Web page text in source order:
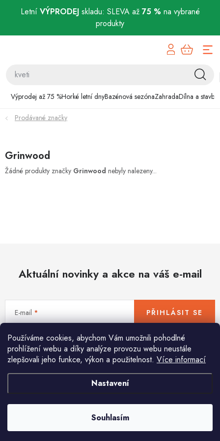
Letní VÝPRODEJskladu: SLEVA až 75 % na vybrané
produkty
Používáme cookies, abychom Vám umožnili pohodlné
prohlížení webu a díky analýze provozu webu neustále
zlepšovali jeho funkce, výkon a použitelnost. Více informací
Nastavení
Souhlasím
Výprodej až 75 %Horké letní dnyBazénová sezónaZahradaDílna a stavba
Bazénová sezóna
Zahrada
Domácnost
Novinky
World Cleanup Day
Akční ceny
Půjčovna Kontaktuje nás
Obchodní podmínky
Vrácení a reklamace
Podmínky ochrany osobních údajů
Obchodní podmínky pro podnikatele
Způsob doručení a platby
Zásady používání cookies
Prodávané značky
Grinwood
Žádné produkty značky Grinwood nebyly nalezeny...
Aktuální novinky a akce na váš e-mail
E-mail
Vložením e-mailu souhlasíte spodmínkami ochrany osobních údajů
PŘIHLÁSIT SE
Pomůžeme vám s výběrem
Potřebujete s něčím poradit? Jsme tu pro vás!
info@huka.cz